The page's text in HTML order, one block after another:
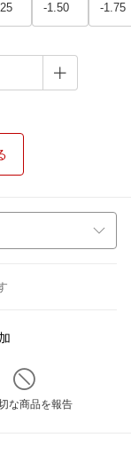
-1.50 -1.75
な商品を報告